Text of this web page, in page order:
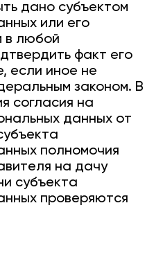
дано субъектом
или его
в любой
факт его
если иное не
законом. В
согласия на
данных от
полномочия
на дачу
субъекта
проверяются